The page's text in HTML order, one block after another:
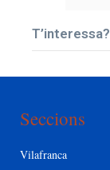
T’interessa?
Seccions
Vilafranca